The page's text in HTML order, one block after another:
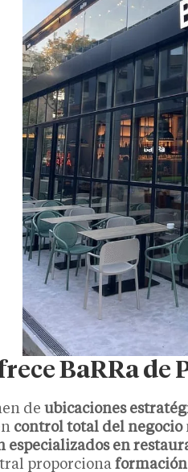
BaRRa
de ubicaciones
control total del negocio
especializados en
proporciona formación